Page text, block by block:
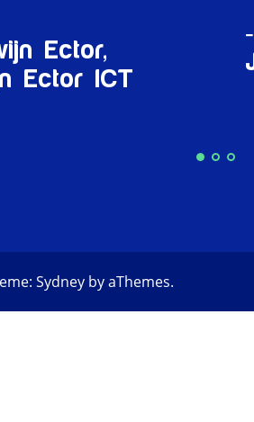
Ector,
Ector ICT
Sydney by aThemes.